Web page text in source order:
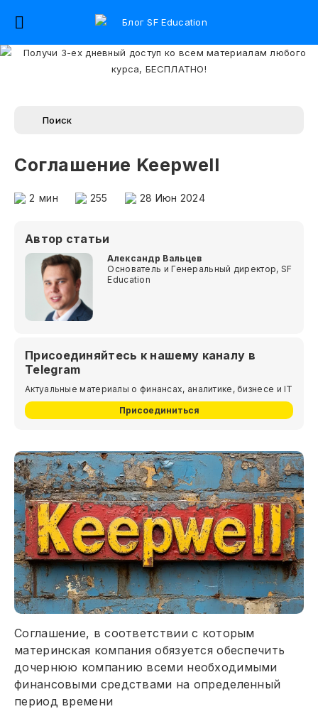
Соглашение Keepwell
2 мин 255 28 Июн 2024
Автор статьи
Александр Вальцев
Основатель и Генеральный директор, SF
Education
Присоединяйтесь к нашему каналу в
Telegram
Актуальные материалы о финансах, аналитике, бизнесе и IT
Присоединиться
Соглашение, в соответствии с которым
материнская компания обязуется обеспечить
дочернюю компанию всеми необходимыми
финансовыми средствами на определенный
период времени